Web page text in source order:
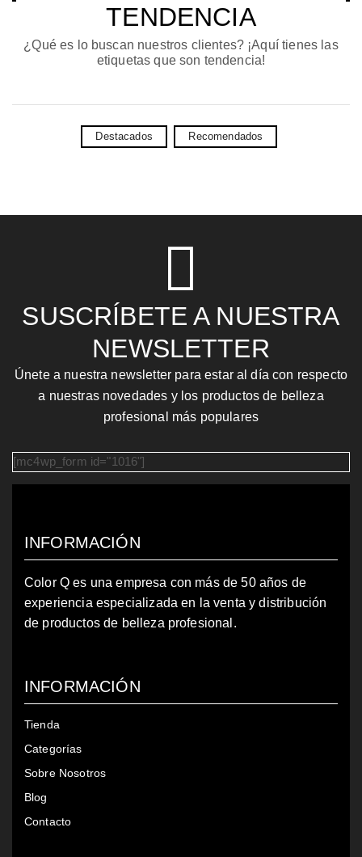
TENDENCIA
¿Qué es lo buscan nuestros clientes? ¡Aquí tienes las
etiquetas que son tendencia!
Destacados Recomendados
SUSCRÍBETE A NUESTRA
NEWSLETTER
Únete a nuestra newsletter para estar al día con respecto
a nuestras novedades y los productos de belleza
profesional más populares
[mc4wp_form id="1016"]
INFORMACIÓN
Color Q es una empresa con más de 50 años de
experiencia especializada en la venta y distribución
de productos de belleza profesional.
INFORMACIÓN
Tienda
Categorías
Sobre Nosotros
Blog
Contacto